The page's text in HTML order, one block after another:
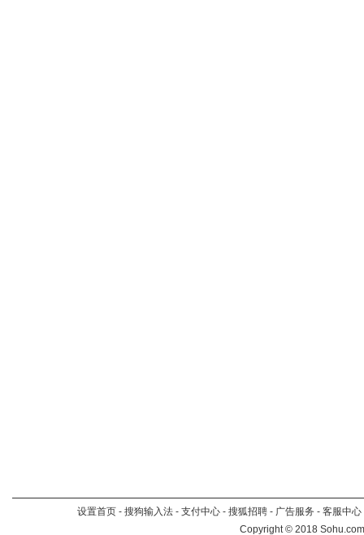
设置首页 - 搜狗输入法 - 支付中心 - 搜狐招聘 - 广告服务 - 客服中心
Copyright©2018